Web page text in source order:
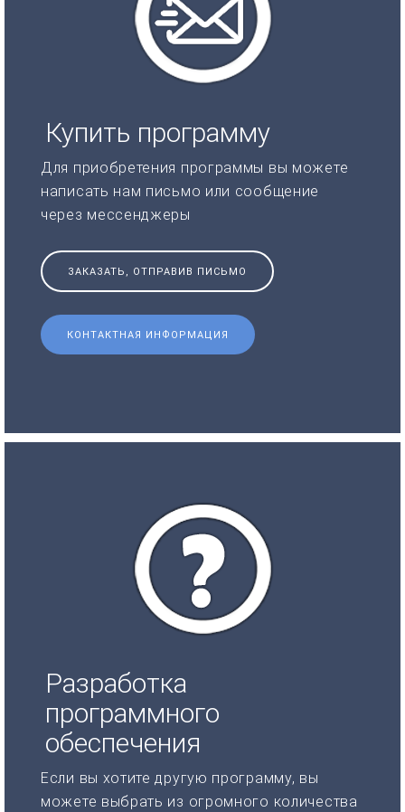
Купить программу
Для приобретения программы вы можете
написать нам письмо или сообщение
через мессенджеры
ЗАКАЗАТЬ, ОТПРАВИВ ПИСЬМО
КОНТАКТНАЯ ИНФОРМАЦИЯ
Разработка
программного
обеспечения
Если вы хотите другую программу, вы
можете выбрать из огромного количества